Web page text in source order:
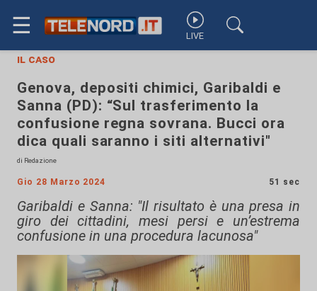
☰ LIVE
il caso
Genova, depositi chimici, Garibaldi e
Sanna (PD): “Sul trasferimento la
confusione regna sovrana. Bucci ora
dica quali saranno i siti alternativi"
di Redazione
Gio 28 Marzo 2024 51 sec
Garibaldi e Sanna: "Il risultato è una presa in
giro dei cittadini, mesi persi e un’estrema
confusione in una procedura lacunosa"